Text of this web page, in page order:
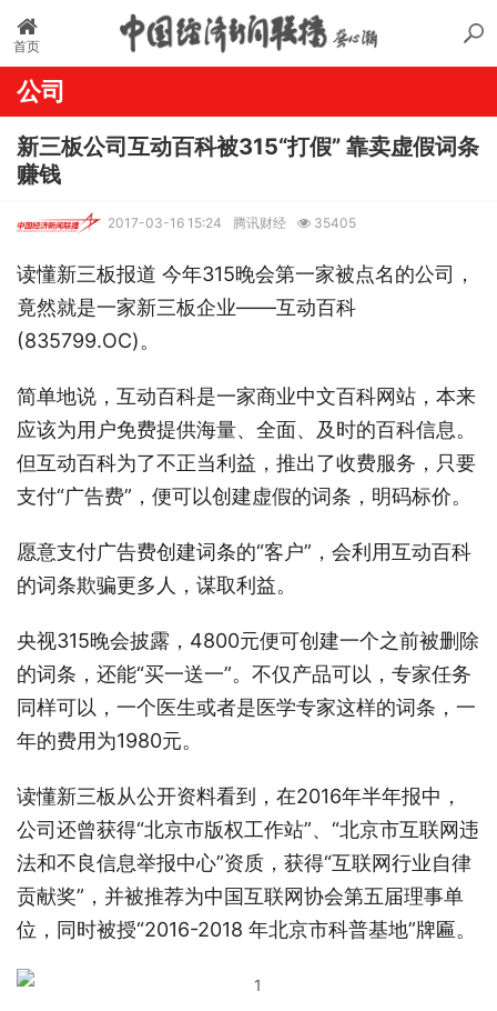
首页
公司
新三板公司互动百科被315“打假” 靠卖虚假词条
赚钱
2017-03-16 15:24 腾讯财经 35405
读懂新三板报道 今年315晚会第一家被点名的公司，
竟然就是一家新三板企业——互动百科
(835799.OC)。
简单地说，互动百科是一家商业中文百科网站，本来
应该为用户免费提供海量、全面、及时的百科信息。
但互动百科为了不正当利益，推出了收费服务，只要
支付“广告费”，便可以创建虚假的词条，明码标价。
愿意支付广告费创建词条的“客户”，会利用互动百科
的词条欺骗更多人，谋取利益。
央视315晚会披露，4800元便可创建一个之前被删除
的词条，还能“买一送一”。不仅产品可以，专家任务
同样可以，一个医生或者是医学专家这样的词条，一
年的费用为1980元。
读懂新三板从公开资料看到，在2016年半年报中，
公司还曾获得“北京市版权工作站”、“北京市互联网违
法和不良信息举报中心”资质，获得“互联网行业自律
贡献奖”，并被推荐为中国互联网协会第五届理事单
位，同时被授“2016-2018 年北京市科普基地”牌匾。